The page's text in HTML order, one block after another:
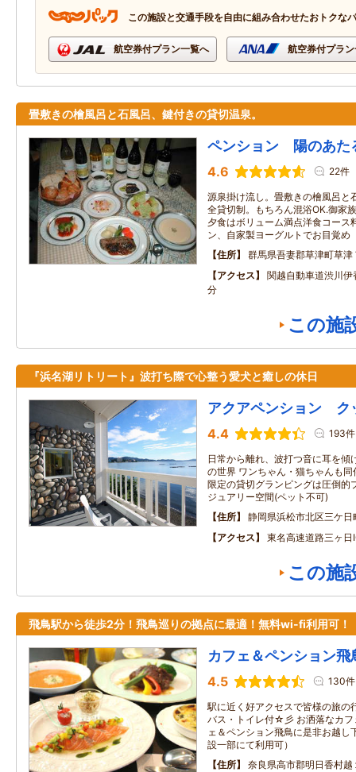
この施設と交通手段を自由に組み合わせたおトクな
航空券付プラン一覧へ 航空券付プラ
畳敷きの檜風呂と石風呂、鍵付きの貸切温泉。
ペンション 陽のあた
4.6 22件
源泉掛け流し。畳敷きの檜風呂と
全貸切制。もちろん混浴OK.御家
夕食はボリューム満点洋食コース
ン、自家製ヨーグルトでお目覚め
住所
群馬県吾妻郡草津町草津
アクセス
関越自動車道渋川
分
この施
『浜名湖リトリート』波打ち際で心整う愛犬と癒しの休日
アクアペンション ク
4.4 193件
日常から離れ、波打つ音に耳を傾
の世界 ワンちゃん・猫ちゃんも
限定の貸切グランピングは圧倒的
ジュアリー空間(ペット不可)
住所
静岡県浜松市北区三ケ
アクセス
東名高速道路三ヶ
この施
飛鳥駅から徒歩2分！飛鳥巡りの拠点に最適！無料wi-fi利用可！
カフェ＆ペンション飛
4.5 130件
駅に近く好アクセスで皆様の旅の
バス・トイレ付☆彡 お洒落なカフ
ェ＆ペンション飛鳥に是非お越
設一部にて利用可）
住所
奈良県高市郡明日香村越